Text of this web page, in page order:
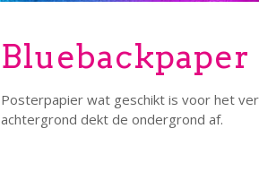
Bluebackpaper
Posterpapier wat geschikt is voor het
achtergrond dekt de ondergrond af.